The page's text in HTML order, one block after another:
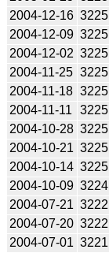
2004-12-16 3225
2004-12-09 3225
2004-12-02 3225
2004-11-25 3225
2004-11-18 3225
2004-11-11
3225
2004-10-28 3225
2004-10-21 3225
2004-10-14 3225
2004-10-09 3224
2004-07-21 3222
2004-07-20 3222
2004-07-01 3221